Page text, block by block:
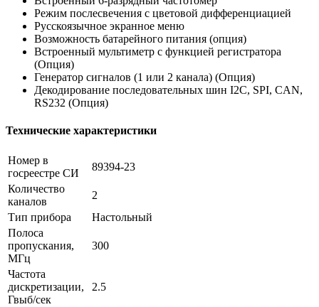
Режим послесвечения с цветовой дифференциацией
Русскоязычное экранное меню
Возможность батарейного питания (опция)
Встроенный мультиметр с функцией регистратора
(Опция)
Генератор сигналов (1 или 2 канала) (Опция)
Декодирование последовательных шин I2C, SPI, CAN,
RS232 (Опция)
Технические характеристики
Номер в
госреестре СИ
89394-23
Количество
каналов
2
Тип прибора
Настольный
Полоса
пропускания,
МГц
300
Частота
дискретизации,
Гвыб/сек
2.5